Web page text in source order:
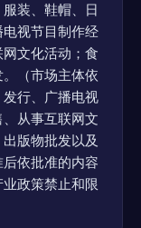
装、鞋帽、日
视节目制作经
文化活动；食
（市场主体依
行、广播电视
从事互联网文
版物批发以及
依批准的内容
政策禁止和限